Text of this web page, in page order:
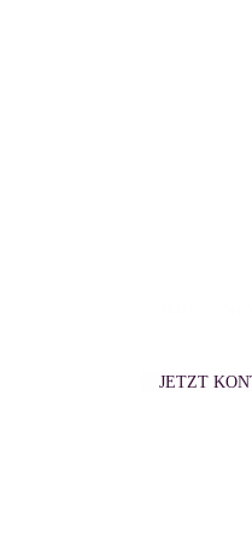
JETZT